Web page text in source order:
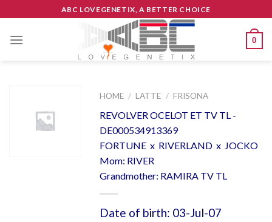
to
content
ABC LOVEGENETIX, A BETTER CHOICE
0
HOME / LATTE / FRISONA
REVOLVER OCELOT ET TV TL -
DE000534913369
FORTUNE x RIVERLAND x JOCKO
Mom: RIVER
Grandmother: RAMIRA TV TL
Date of birth: 03-Jul-07